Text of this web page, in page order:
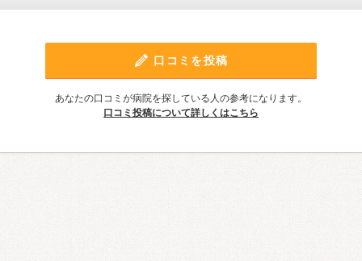
口コミを投稿
あなたの口コミが病院を探している人の参考になります。
口コミ投稿について詳しくはこちら